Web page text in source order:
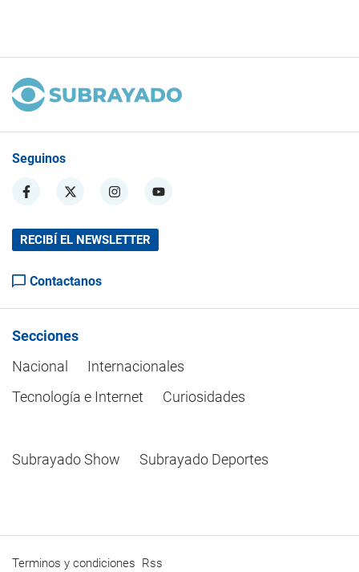
Seguinos
RECIBÍ EL NEWSLETTER
Contactanos
Secciones
Nacional
Internacionales
Tecnología e Internet
Curiosidades
Subrayado Show Subrayado Deportes
Terminos y condiciones Rss